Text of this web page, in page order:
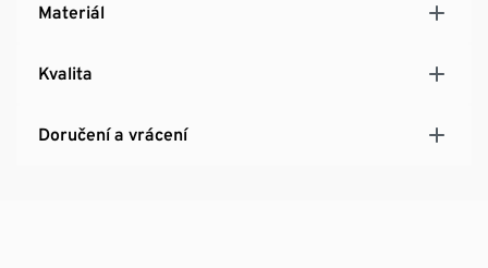
Materiál
Kvalita
Doručení a vrácení